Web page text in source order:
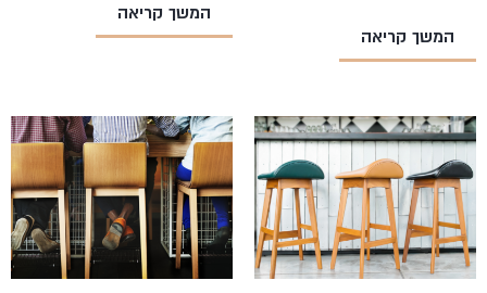
המשך קריאה
המשך קריאה